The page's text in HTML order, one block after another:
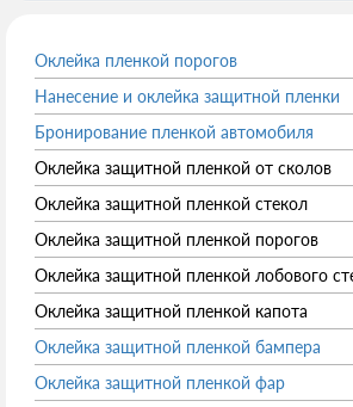
Оклейка пленкой порогов
Нанесение и оклейка защитной пленки
Бронирование пленкой автомобиля
Оклейка защитной пленкой от сколов
Оклейка защитной пленкой стекол
Оклейка защитной пленкой порогов
Оклейка защитной пленкой лобового
Оклейка защитной пленкой капота
Оклейка защитной пленкой бампера
Оклейка защитной пленкой фар